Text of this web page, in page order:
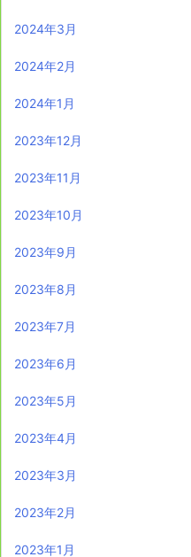
2024年3月
2024年2月
2024年1月
2023年12月
2023年11月
2023年10月
2023年9月
2023年8月
2023年7月
2023年6月
2023年5月
2023年4月
2023年3月
2023年2月
2023年1月